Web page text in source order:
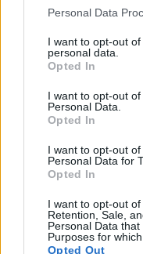
Personal Data
I want to opt-out
personal data.
Opted In
I want to opt-out
Personal Data.
Opted In
I want to opt-out
Personal Data for
Opted In
I want to opt-out of
Retention, Sale,
Personal Data
Purposes for
Opted Out
για αρκετούς από